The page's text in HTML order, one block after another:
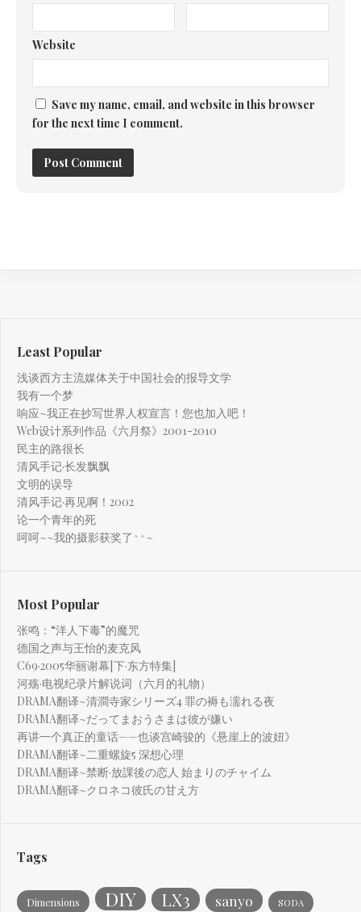
Website
Save my name, email, and website in this browser
for the next time I comment.
Least Popular
浅谈西方主流媒体关于中国社会的报导文学
我有一个梦
响应~我正在抄写世界人权宣言！您也加入吧！
Web设计系列作品《六月祭》2001-2010
民主的路很长
清风手记·长发飘飘
文明的误导
清风手记·再见啊！2002
论一个青年的死
呵呵~~我的摄影获奖了^^~
Most Popular
张鸣：“洋人下毒”的魔咒
德国之声与王怡的麦克风
C69·2005华丽谢幕[下·东方特集]
河殇·电视纪录片解说词（六月的礼物）
DRAMA翻译~清澗寺家シリーズ4 罪の褥も濡れる夜
DRAMA翻译~だってまおうさまは彼が嫌い
再讲一个真正的童话——也谈宫崎骏的《悬崖上的波妞》
DRAMA翻译~二重螺旋5 深想心理
DRAMA翻译~禁断·放課後の恋人 始まりのチャイム
DRAMA翻译~クロネコ彼氏の甘え方
Tags
Dimensions DIY LX3 sanyo SODA